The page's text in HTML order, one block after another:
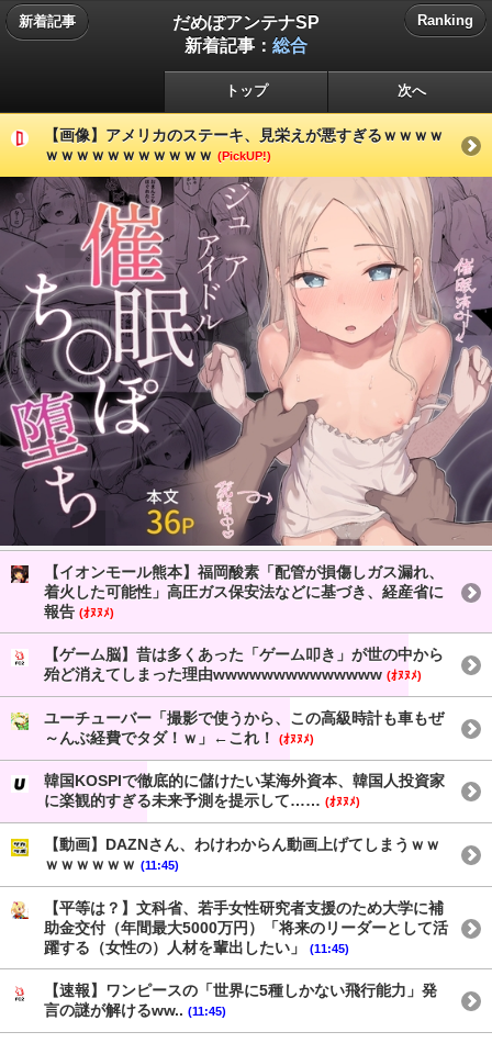
新着記事
だめぽアンテナSP
新着記事： 総合
Ranking
トップ 次へ
【画像】アメリカのステーキ、見栄えが悪すぎるｗｗｗｗ
ｗｗｗｗｗｗｗｗｗｗｗ (PickUP!)
【イオンモール熊本】福岡酸素「配管が損傷しガス漏れ、
着火した可能性」高圧ガス保安法などに基づき、経産省に
報告 (ｵﾇﾇﾒ)
【ゲーム脳】昔は多くあった「ゲーム叩き」が世の中から
殆ど消えてしまった理由wwwwwwwwwwwwww (ｵﾇﾇﾒ)
ユーチューバー「撮影で使うから、この高級時計も車もぜ
～んぶ経費でタダ！ｗ」←これ！
(ｵﾇﾇﾒ)
韓国KOSPIで徹底的に儲けたい某海外資本、韓国人投資家
に楽観的すぎる未来予測を提示して…… (ｵﾇﾇﾒ)
【動画】DAZNさん、わけわからん動画上げてしまうｗｗ
ｗｗｗｗｗｗ (11:45)
【平等は？】文科省、若手女性研究者支援のため大学に補
助金交付（年間最大5000万円）「将来のリーダーとして活
躍する（女性の）人材を輩出したい」
(11:45)
【速報】ワンピースの「世界に5種しかない飛行能力」発
言の謎が解けるww.. (11:45)